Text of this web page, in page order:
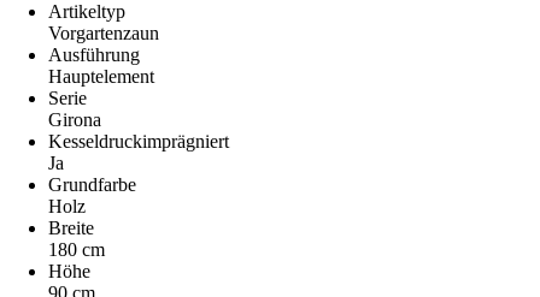
Artikeltyp
Vorgartenzaun
Ausführung
Hauptelement
Serie
Girona
Kesseldruckimprägniert
Ja
Grundfarbe
Holz
Breite
180 cm
Höhe
90 cm